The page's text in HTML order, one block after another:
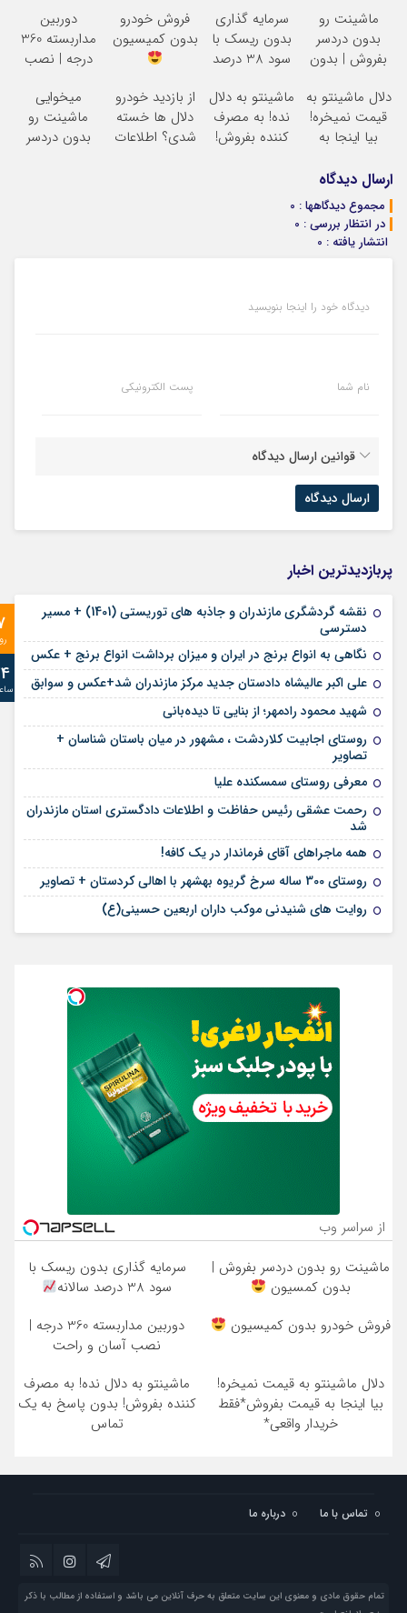
ماشینت رو
بدون دردسر
بفروش | بدون
سرمایه گذاری
بدون ریسک با
سود 38 درصد
فروش خودرو
بدون کمیسیون
دوربین
مداربسته 360
درجه | نصب
دلال ماشینتو به
قیمت نمیخره!
بیا اینجا به
بفروش*فقط
خریدار واقعی*
ماشینتو به دلال
نده! به مصرف
کننده بفروش!
از بازدید خودرو
دلال ها خسته
شدی؟ اطلاعات
میخوایی
ماشینت رو
بدون دردسر
ارسال دیدگاه
مجموع دیدگاهها : 0
در انتظار بررسی : 0
انتشار یافته : 0
دیدگاه خود را اینجا بنویسید
نام شما پست الکترونیکی
قوانین ارسال دیدگاه
پربازدیدترین اخبار
نقشه گردشگری مازندران و جاذبه های توریستی (1401) + مسیر
دسترسی
نگاهی به انواع برنج در ایران و میزان برداشت انواع برنج + عکس
علی‌ اکبر عالیشاه دادستان جدید مرکز مازندران شد+عکس و سوابق
شهید محمود رادمهر؛ از بنایی تا دیده‌بانی
روستای اجابیت کلاردشت ، مشهور در میان باستان شناسان +
تصاویر
معرفی روستای سمسکنده علیا
رحمت عشقی رئیس حفاظت و اطلاعات دادگستری استان مازندران
شد
همه ماجراهای آقای فرماندار در یک کافه!
روستای 300 ساله سرخ ‌گریوه بهشهر با اهالی کردستان + تصاویر
روایت های شنیدنی موکب داران اربعین حسینی(ع)
از سراسر وب
ماشینت رو بدون دردسر بفروش |
بدون کمسیون
سرمایه گذاری بدون ریسک با
سود 38 درصد سالانه
فروش خودرو بدون کمیسیون
دوربین مداربسته 360 درجه |
نصب آسان و راحت
دلال ماشینتو به قیمت نمیخره!
بیا اینجا به قیمت بفروش*فقط
خریدار واقعی*
ماشینتو به دلال نده! به مصرف
کننده بفروش! بدون پاسخ به یک
تماس
تماس با ما درباره ما
تمام حقوق مادی و معنوی این سایت متعلق به حرف آنلاین می باشد و استفاده از مطالب با ذکر